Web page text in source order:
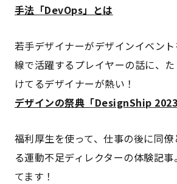
手法「DevOps」とは
若手デザイナーがデザインイベン
線で活躍するプレイヤーの話に、
けてるデザイナーが熱い！
デザインの祭典「DesignShip
福利厚生を使って、仕事の後に同
る運動不足ディレクターの体験記
てます！